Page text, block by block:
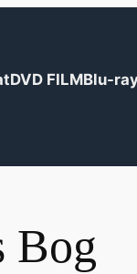
DVD FILMBlu-
Bog